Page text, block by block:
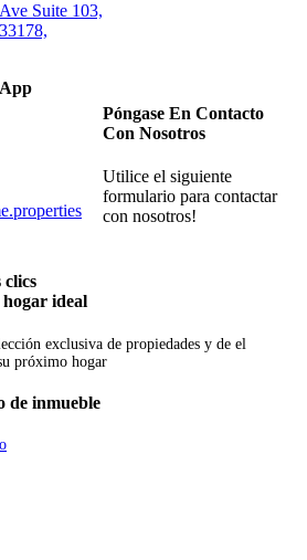
Suite 103,
clics
ideal
exclusiva de propiedades y de el
próximo hogar
de inmueble
Póngase En Contacto
Con Nosotros
Utilice el siguiente
formulario para contactar
con nosotros!